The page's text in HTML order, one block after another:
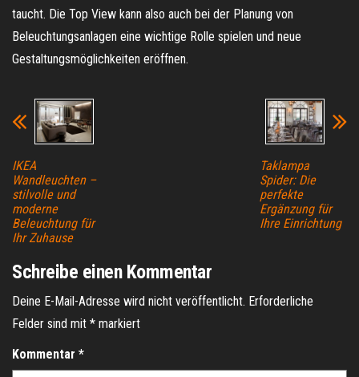
taucht. Die Top View kann also auch bei der Planung von
Beleuchtungsanlagen eine wichtige Rolle spielen und neue
Gestaltungsmöglichkeiten eröffnen.
IKEA
Wandleuchten –
stilvolle und
moderne
Beleuchtung für
Ihr Zuhause
Taklampa
Spider: Die
perfekte
Ergänzung für
Ihre Einrichtung
Schreibe einen Kommentar
Deine E-Mail-Adresse wird nicht veröffentlicht. Erforderliche
Felder sind mit * markiert
Kommentar *